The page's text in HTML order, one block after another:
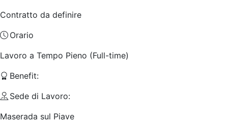
Contratto da definire
Orario
Lavoro a Tempo Pieno (Full-time)
Benefit:
Sede di Lavoro:
Maserada sul Piave